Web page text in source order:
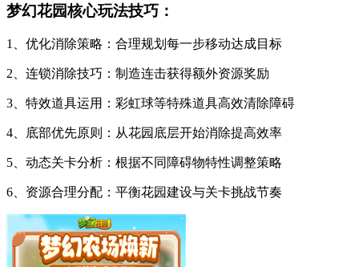
梦幻花园核心玩法技巧：
1、优化消除策略：合理规划每一步移动达成目标
2、连锁消除技巧：制造连击获得额外资源奖励
3、特效道具运用：彩虹球等特殊道具高效清除障碍
4、底部优先原则：从花园底层开始消除提高效率
5、动态关卡分析：根据不同障碍物特性调整策略
6、资源合理分配：平衡花园建设与关卡挑战节奏